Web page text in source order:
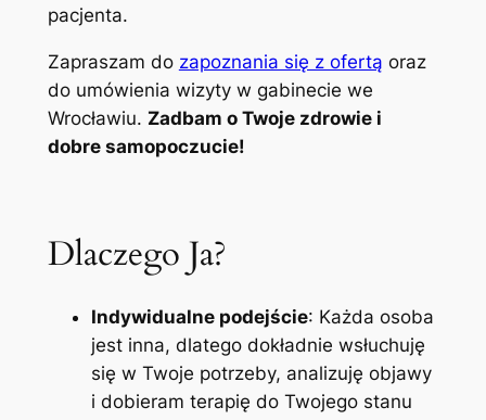
pacjenta.
Zapraszam do zapoznania się z ofertą oraz
do umówienia wizyty w gabinecie we
Wrocławiu. Zadbam o Twoje zdrowie i
dobre samopoczucie!
Dlaczego Ja?
Indywidualne podejście: Każda osoba
jest inna, dlatego dokładnie wsłuchuję
się w Twoje potrzeby, analizuję objawy
i dobieram terapię do Twojego stanu